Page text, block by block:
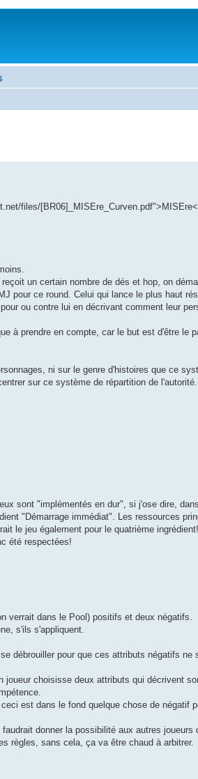
files/
un certain nombre de dés et hop, on
pour ce round. Celui qui lance le plus haut
ou contre lui en décrivant comment leur
à prendre en compte, car le but est d'être le
ni sur le genre d'histoires que ce
sur ce système de répartition de l'autorité.
sont "implémentés en dur", si j'ose dire,
"Démarrage immédiat". Les ressources
le jeu également pour le quatrième ingrédient!
été respectées!
verrait dans le Pool) positifs et deux négatifs.
s'ils s'appliquent.
débrouiller pour que ces attributs négatifs ne
choisisse deux attributs qui décrivent
ceci est dans le fond quelque chose de négatif
donner la possibilité aux autres joueurs
règles, sans cela, ça va être chaud à arbitrer.